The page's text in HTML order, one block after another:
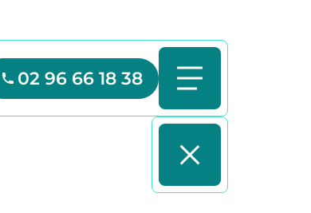
02 96 66 18 38